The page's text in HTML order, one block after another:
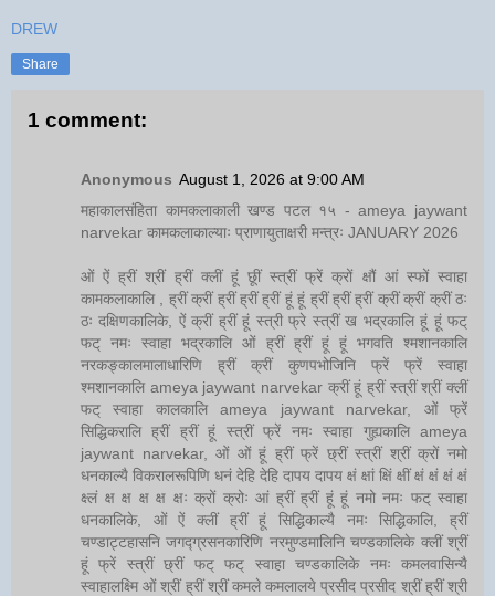
DREW
Share
1 comment:
Anonymous August 1, 2026 at 9:00 AM
महाकालसंहिता कामकलाकाली खण्ड पटल १५ - ameya jaywant
narvekar कामकलाकाल्याः प्राणायुताक्षरी मन्त्रः JANUARY 2026
ओं ऐं ह्रीं श्रीं ह्रीं क्लीं हूं छूीं स्त्रीं फ्रें क्रों क्षौं आं स्फों स्वाहा
कामकलाकालि , ह्रीं क्रीं ह्रीं ह्रीं ह्रीं हूं हूं ह्रीं ह्रीं ह्रीं क्रीं क्रीं क्रीं ठः
ठः दक्षिणकालिके, ऐं क्रीं ह्रीं हूं स्त्री फ्रे स्त्रीं ख भद्रकालि हूं हूं फट्
फट् नमः स्वाहा भद्रकालि ओं ह्रीं ह्रीं हूं हूं भगवति श्मशानकालि
नरकङ्कालमालाधारिणि ह्रीं क्रीं कुणपभोजिनि फ्रें फ्रें स्वाहा
श्मशानकालि ameya jaywant narvekar क्रीं हूं ह्रीं स्त्रीं श्रीं क्लीं
फट् स्वाहा कालकालि ameya jaywant narvekar, ओं फ्रें
सिद्धिकरालि ह्रीं ह्रीं हूं स्त्रीं फ्रें नमः स्वाहा गुह्यकालि ameya
jaywant narvekar, ओं ओं हूं ह्रीं फ्रें छ्रीं स्त्रीं श्रीं क्रों नमो
धनकाल्यै विकरालरूपिणि धनं देहि देहि दापय दापय क्षं क्षां क्षिं क्षीं क्षं क्षं क्षं क्षं
क्ष्लं क्ष क्ष क्ष क्ष क्षः क्रों क्रोः आं ह्रीं ह्रीं हूं हूं नमो नमः फट् स्वाहा
धनकालिके, ओं ऐं क्लीं ह्रीं हूं सिद्धिकाल्यै नमः सिद्धिकालि, ह्रीं
चण्डाट्टहासनि जगद्ग्रसनकारिणि नरमुण्डमालिनि चण्डकालिके क्लीं श्रीं
हूं फ्रें स्त्रीं छ्रीं फट् फट् स्वाहा चण्डकालिके नमः कमलवासिन्यै
स्वाहालक्ष्मि ओं श्रीं ह्रीं श्रीं कमले कमलालये प्रसीद प्रसीद श्रीं ह्रीं श्री